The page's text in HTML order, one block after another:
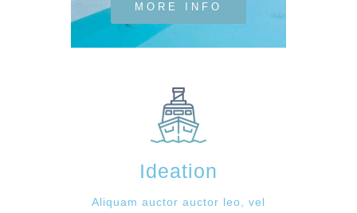
MORE INFO
Ideation
Aliquam auctor auctor leo, vel